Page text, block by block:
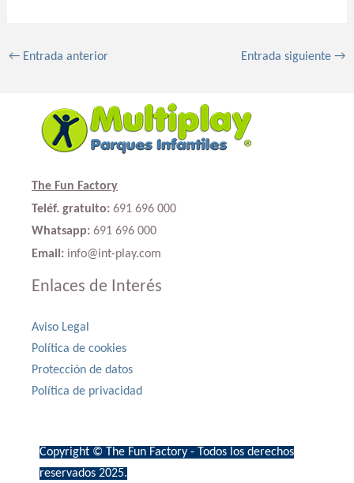
←Entrada anterior Entrada siguiente→
The Fun Factory
Teléf. gratuito: 691 696 000
Whatsapp: 691 696 000
Email: info@int-play.com
Enlaces de Interés
Aviso Legal
Política de cookies
Protección de datos
Política de privacidad
Copyright © The Fun Factory - Todos los derechos
reservados 2025.